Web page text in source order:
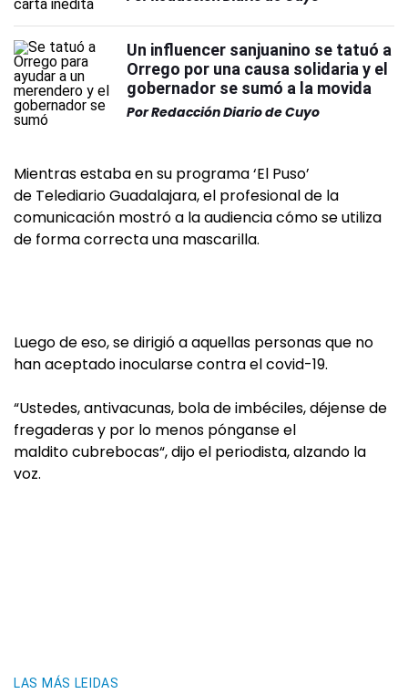
Un influencer sanjuanino se tatuó a
Orrego por una causa solidaria y el
gobernador se sumó a la movida
PorRedacción Diario de Cuyo
Mientras estaba en su programa ‘El Puso’
de Telediario Guadalajara, el profesional de la
comunicación mostró a la audiencia cómo se utiliza
de forma correcta una mascarilla.
Luego de eso, se dirigió a aquellas personas que no
han aceptado inocularse contra el covid-19.
“Ustedes, antivacunas, bola de imbéciles, déjense de
fregaderas y por lo menos pónganse el
maldito cubrebocas“, dijo el periodista, alzando la
voz.
LAS MÁS LEIDAS